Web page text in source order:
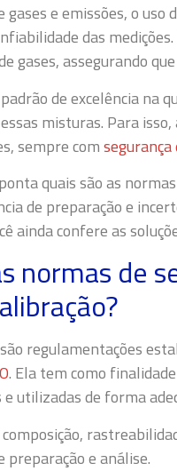
gases e emissões, o
das
gases, assegurando
de excelência na
misturas. Para
sempre com
quais são as
de preparação e
ainda confere as
normas de
regulamentações
. Ela tem como
utilizadas de forma
preparação e análise.